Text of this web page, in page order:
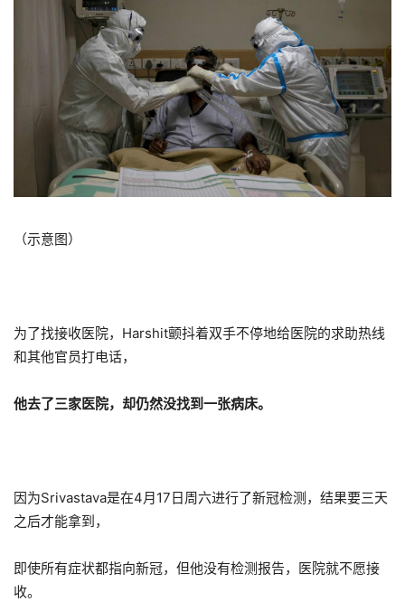
（示意图）
为了找接收医院，Harshit颤抖着双手不停地给医院的求助热线
和其他官员打电话，
他去了三家医院，却仍然没找到一张病床。
因为Srivastava是在4月17日周六进行了新冠检测，结果要三天
之后才能拿到，
即使所有症状都指向新冠，但他没有检测报告，医院就不愿接
收。